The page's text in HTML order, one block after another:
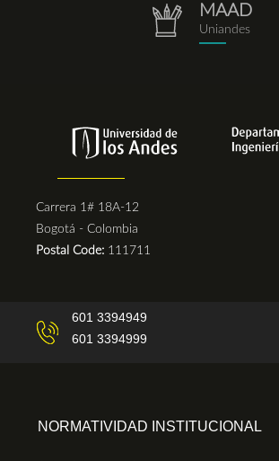
repositorio.png
MAAD
Uniandes
Carrera 1# 18A-12
Bogotá - Colombia
Postal Code: 111711
601 3394949
601 3394999
NORMATIVIDAD INSTITUCIONAL